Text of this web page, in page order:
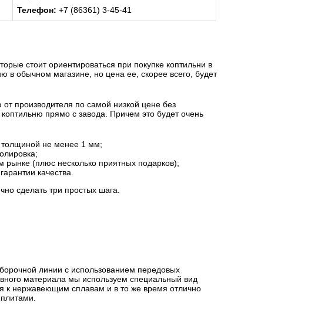
Телефон: +7 (86361) 3-45-41
стоит ориентироваться при покупке коптильни в
в обычном магазине, но цена ее, скорее всего, будет
производителя по самой низкой цене без
прямо с завода. Причем это будет очень
не менее 1 мм;
рынке (плюс несколько приятных подарков);
качества.
сделать три простых шага.
линии с использованием передовых
материала мы используем специальный вид
к нержавеющим сплавам и в то же время отлично